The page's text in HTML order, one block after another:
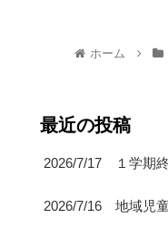
ホーム
最近の投稿
2026/7/17 １学期
2026/7/16 地域児